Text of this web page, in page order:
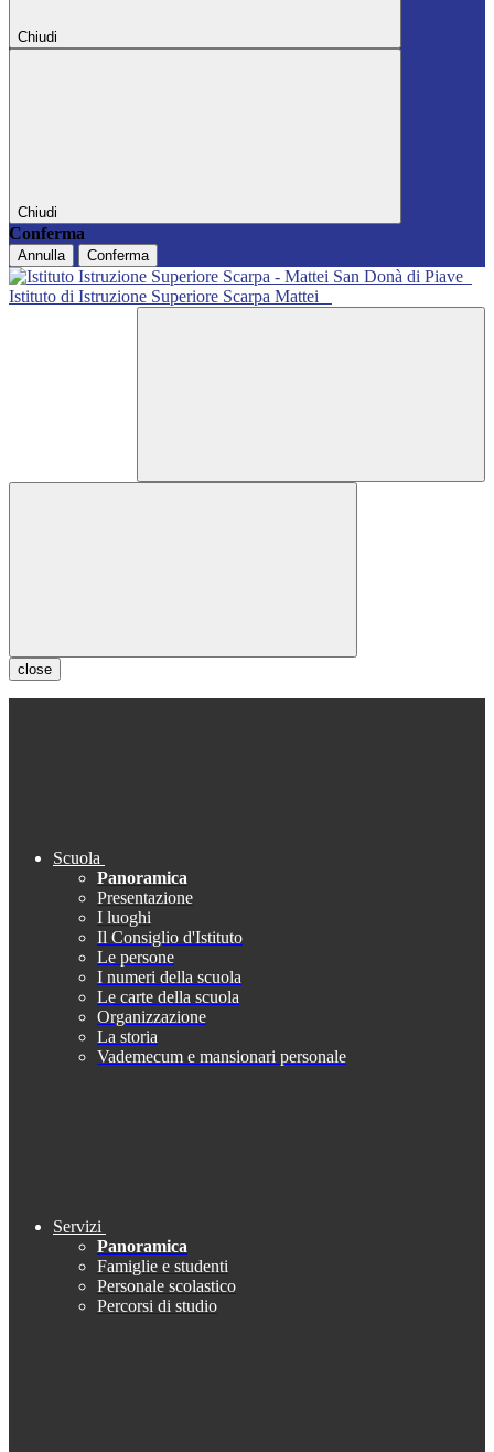
Chiudi
Chiudi
Conferma
Annulla Conferma
Istituto di Istruzione Superiore Scarpa Mattei
close
Scuola
Panoramica
Presentazione
I luoghi
Il Consiglio d'Istituto
Le persone
I numeri della scuola
Le carte della scuola
Organizzazione
La storia
Vademecum e mansionari personale
Servizi
Panoramica
Famiglie e studenti
Personale scolastico
Percorsi di studio